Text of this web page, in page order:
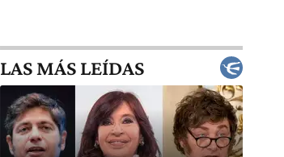
LAS MÁS LEÍDAS